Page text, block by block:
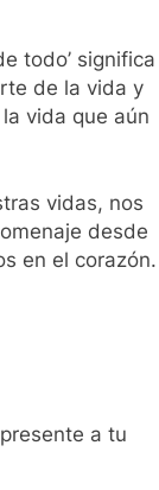
todo’ significa
de la vida y
vida que aún
vidas, nos
desde
en el corazón.
a tu